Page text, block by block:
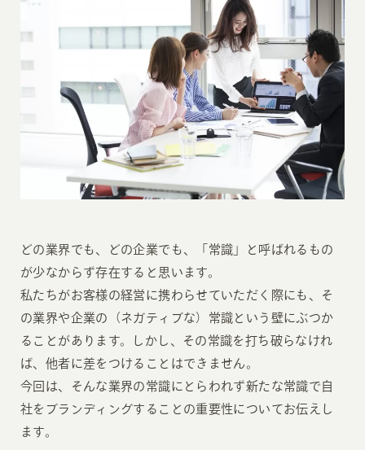
どの業界でも、どの企業でも、「常識」と呼ばれるもの
が少なからず存在すると思います。
私たちがお客様の経営に携わらせていただく際にも、そ
の業界や企業の（ネガティブな）常識という壁にぶつか
ることがあります。しかし、その常識を打ち破らなけれ
ば、他者に差をつけることはできません。
今回は、そんな業界の常識にとらわれず新たな常識で自
社をブランディングすることの重要性についてお伝えし
ます。